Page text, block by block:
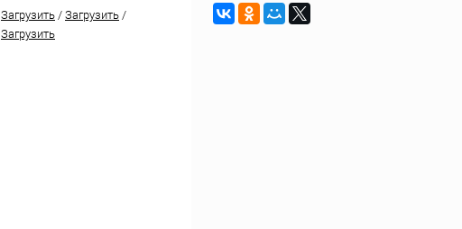
Загрузить / Загрузить /
Загрузить